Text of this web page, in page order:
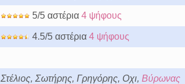
5/5 αστέρια 4 ψήφους
4.5/5 αστέρια 4 ψήφους
Στέλιος, Σωτήρης, Γρηγόρης, Οχι, Βύρωνας